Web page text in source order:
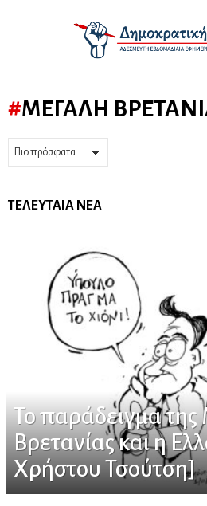
ΜΕΓΆΛΗ
ΤΕΛΕΥΤΑΊΑ ΝΈΑ
Το παράδειγμα
Βρετανίας και η
Χρήστου Τσούτση]